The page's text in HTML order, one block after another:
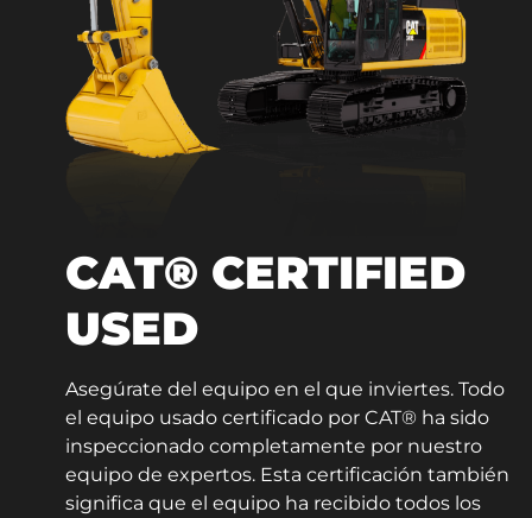
CAT® CERTIFIED
USED
Asegúrate del equipo en el que inviertes. Todo
el equipo usado certificado por CAT® ha sido
inspeccionado completamente por nuestro
equipo de expertos. Esta certificación también
significa que el equipo ha recibido todos los